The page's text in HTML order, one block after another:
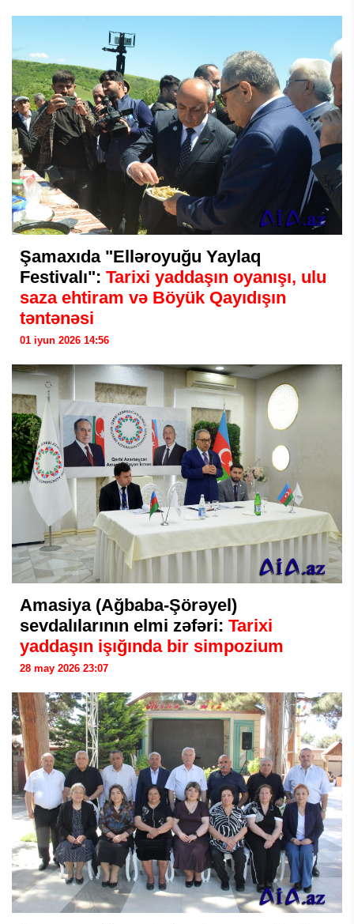
Şamaxıda "Elləroyuğu Yaylaq
Festivalı": Tarixi yaddaşın oyanışı, ulu
saza ehtiram və Böyük Qayıdışın
təntənəsi
01 iyun 2026 14:56
Amasiya (Ağbaba-Şörəyel)
sevdalılarının elmi zəfəri: Tarixi
yaddaşın işığında bir simpozium
28 may 2026 23:07